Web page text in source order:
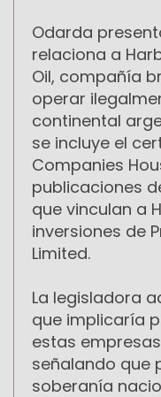
Odarda
relaciona a
Oil, compañía
operar
continental
se incluye el
Companies
publicaciones
que vinculan a
inversiones de
Limited.
La legisladora
que implicaría
estas
señalando que
soberanía